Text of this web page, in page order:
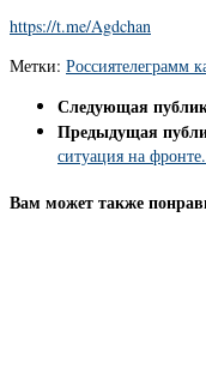
https://t.me/Agdchan
Метки: Россиятелеграмм
Следующая
Предыдущая
ситуация на
Вам может также